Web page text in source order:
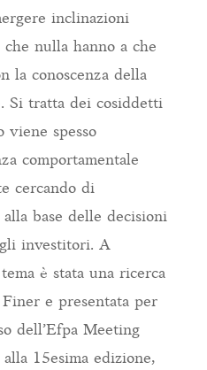
inclinazioni
nulla hanno a che
la conoscenza della
Si tratta dei cosiddetti
viene spesso
comportamentale
cercando di
base delle decisioni
investitori. A
è stata una ricerca
e presentata per
dell’Efpa Meeting
15esima edizione,